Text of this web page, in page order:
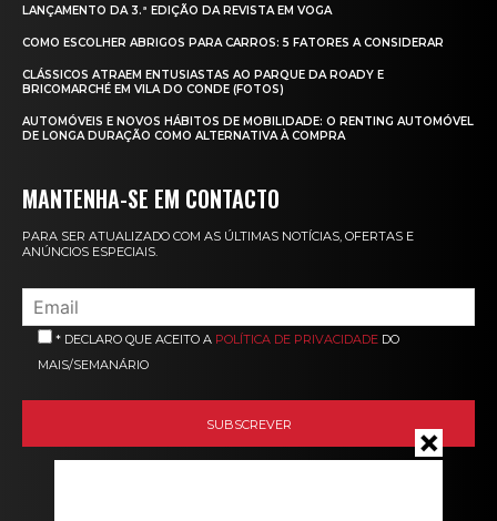
LANÇAMENTO DA 3.ª EDIÇÃO DA REVISTA EM VOGA
COMO ESCOLHER ABRIGOS PARA CARROS: 5 FATORES A CONSIDERAR
CLÁSSICOS ATRAEM ENTUSIASTAS AO PARQUE DA ROADY E
BRICOMARCHÉ EM VILA DO CONDE (FOTOS)
AUTOMÓVEIS E NOVOS HÁBITOS DE MOBILIDADE: O RENTING AUTOMÓVEL
DE LONGA DURAÇÃO COMO ALTERNATIVA À COMPRA
MANTENHA-SE EM CONTACTO
PARA SER ATUALIZADO COM AS ÚLTIMAS NOTÍCIAS, OFERTAS E
ANÚNCIOS ESPECIAIS.
* DECLARO QUE ACEITO A POLÍTICA DE PRIVACIDADE DO
MAIS/SEMANÁRIO